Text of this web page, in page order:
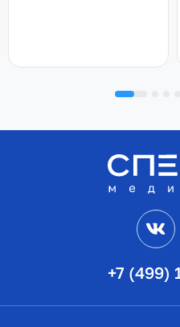
+7 (499)